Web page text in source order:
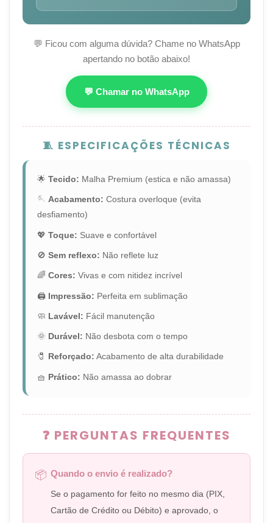
💬 Ficou com alguma dúvida? Chame no WhatsApp
apertando no botão abaixo!
💬 Chamar no WhatsApp
🧵 ESPECIFICAÇÕES TÉCNICAS
🌟 Tecido: Malha Premium (estica e não amassa)
🪡 Acabamento: Costura overloque (evita
desfiamento)
💖 Toque: Suave e confortável
🚫 Sem reflexo: Não reflete luz
🌈 Cores: Vivas e com nitidez incrível
🖨️ Impressão: Perfeita em sublimação
🧼 Lavável: Fácil manutenção
🌞 Durável: Não desbota com o tempo
🧷 Reforçado: Acabamento de alta durabilidade
🧺 Prático: Não amassa ao dobrar
❓ PERGUNTAS FREQUENTES
📦 Quando o envio é realizado?
Se o pagamento for feito no mesmo dia (PIX,
Cartão de Crédito ou Débito) e aprovado, o